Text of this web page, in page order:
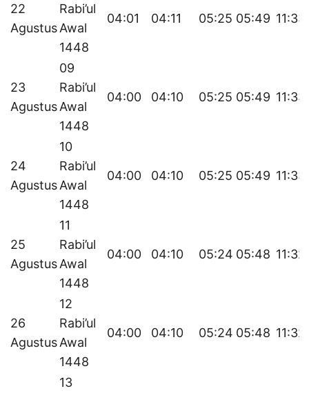
22
Agustus
Rabi’ul
Awal
1448
04:01 04:11 05:25 05:49 11:33
23
Agustus
09
Rabi’ul
Awal
1448
04:00 04:10 05:25 05:49 11:33
24
Agustus
10
Rabi’ul
Awal
1448
04:00 04:10 05:25 05:49 11:33
25
Agustus
11
Rabi’ul
Awal
1448
04:00 04:10 05:24 05:48 11:32
26
Agustus
12
Rabi’ul
Awal
1448
04:00 04:10 05:24 05:48 11:32
13